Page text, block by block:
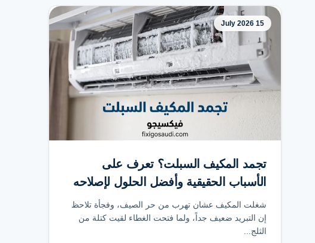
15 July 2026
تجمد المكيف السبلت؟ تعرف على
الأسباب الحقيقية وأفضل الحلول لإصلاحه
بسرعة
شغلت المكيف عشان تهرب من حر الصيف، وفجأة تلاحظ
إن التبريد ضعيف جداً، ولما فتحت الغطاء لقيت كتلة من
الثلج...